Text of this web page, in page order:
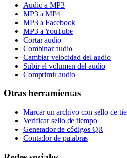
Audio a MP3
MP3 a MP4
MP3 a Facebook
MP3 a YouTube
Cortar audio
Combinar audio
Cambiar velocidad del audio
Subir el volumen del audio
Comprimir audio
Otras herramientas
Marcar un archivo con sello de
Verificar sello de tiempo
Generador de códigos QR
Contador de palabras